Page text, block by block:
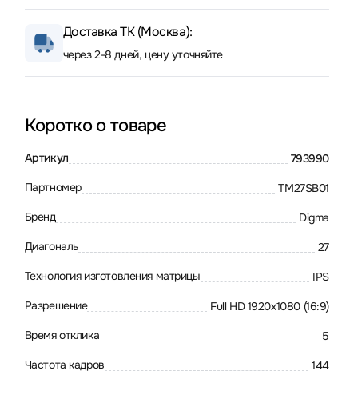
Доставка ТК (Москва):
через 2-8 дней, цену уточняйте
Коротко о товаре
Артикул 793990
Партномер TM27SB01
Бренд Digma
Диагональ 27
Технология изготовления матрицы IPS
Разрешение Full HD 1920x1080 (16:9)
Время отклика 5
Частота кадров 144